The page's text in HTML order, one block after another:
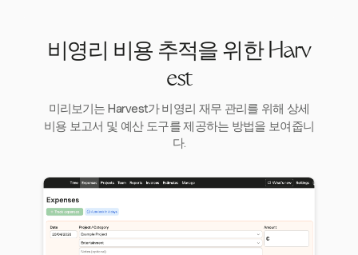
비영리 비용 추적을 위한 Harv
est
미리보기는 Harvest가 비영리 재무 관리를 위해 상세
비용 보고서 및 예산 도구를 제공하는 방법을 보여줍니
다.